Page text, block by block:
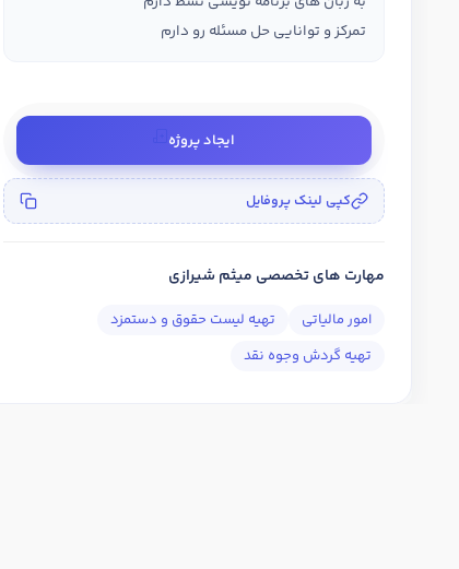
تمرکز و توانایی حل مسئله رو دارم
ایجاد پروژه
کپی لینک پروفایل
مهارت های تخصصی میثم شیرازی
امور مالیاتی
تهیه لیست حقوق و دستمزد
تهیه گردش وجوه نقد